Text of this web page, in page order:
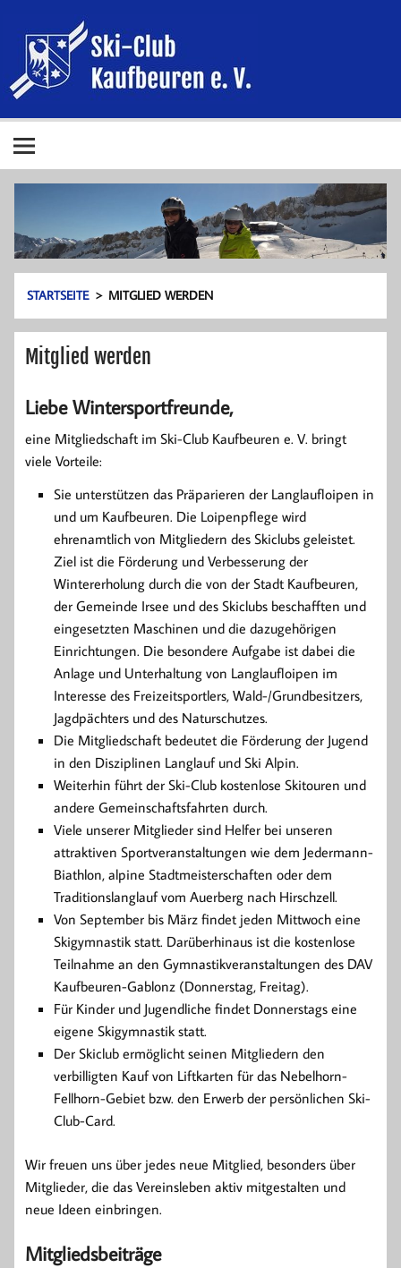
springen
Ski-Club Kaufbeuren e. V.
STARTSEITE MITGLIED WERDEN
Mitglied werden
Liebe Wintersportfreunde,
eine Mitgliedschaft im Ski-Club Kaufbeuren e. V. bringt
viele Vorteile:
Sie unterstützen das Präparieren der Langlaufloipen in
und um Kaufbeuren. Die Loipenpflege wird
ehrenamtlich von Mitgliedern des Skiclubs geleistet.
Ziel ist die Förderung und Verbesserung der
Wintererholung durch die von der Stadt Kaufbeuren,
der Gemeinde Irsee und des Skiclubs beschafften und
eingesetzten Maschinen und die dazugehörigen
Einrichtungen. Die besondere Aufgabe ist dabei die
Anlage und Unterhaltung von Langlaufloipen im
Interesse des Freizeitsportlers, Wald-/Grundbesitzers,
Jagdpächters und des Naturschutzes.
Die Mitgliedschaft bedeutet die Förderung der Jugend
in den Disziplinen Langlauf und Ski Alpin.
Weiterhin führt der Ski-Club kostenlose Skitouren und
andere Gemeinschaftsfahrten durch.
Viele unserer Mitglieder sind Helfer bei unseren
attraktiven Sportveranstaltungen wie dem Jedermann-
Biathlon, alpine Stadtmeisterschaften oder dem
Traditionslanglauf vom Auerberg nach Hirschzell.
Von September bis März findet jeden Mittwoch eine
Skigymnastik statt. Darüberhinaus ist die kostenlose
Teilnahme an den Gymnastikveranstaltungen des DAV
Kaufbeuren-Gablonz (Donnerstag, Freitag).
Für Kinder und Jugendliche findet Donnerstags eine
eigene Skigymnastik statt.
Der Skiclub ermöglicht seinen Mitgliedern den
verbilligten Kauf von Liftkarten für das Nebelhorn-
Fellhorn-Gebiet bzw. den Erwerb der persönlichen Ski-
Club-Card.
Wir freuen uns über jedes neue Mitglied, besonders über
Mitglieder, die das Vereinsleben aktiv mitgestalten und
neue Ideen einbringen.
Mitgliedsbeiträge